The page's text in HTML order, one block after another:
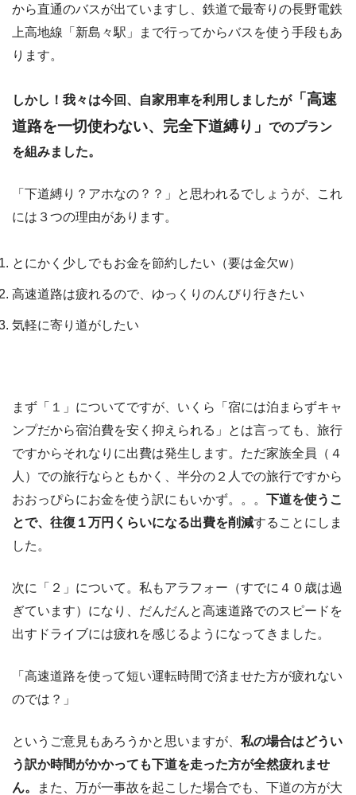
から直通のバスが出ていますし、鉄道で最寄りの長野電鉄
上高地線「新島々駅」まで行ってからバスを使う手段もあ
ります。
しかし！我々は今回、自家用車を利用しましたが「高速
道路を一切使わない、完全下道縛り」 でのプラン
を組みました。
「下道縛り？アホなの？？」と思われるでしょうが、これ
には３つの理由があります。
とにかく少しでもお金を節約したい（要は金欠w）
高速道路は疲れるので、ゆっくりのんびり行きたい
気軽に寄り道がしたい
まず「１」についてですが、いくら「宿には泊まらずキャ
ンプだから宿泊費を安く抑えられる」とは言っても、旅行
ですからそれなりに出費は発生します。ただ家族全員（４
人）での旅行ならともかく、半分の２人での旅行ですから
おおっぴらにお金を使う訳にもいかず。。。 下道を使うこ
とで、往復１万円くらいになる出費を削減することにしま
した。
次に「２」について。私もアラフォー（すでに４０歳は過
ぎています）になり、だんだんと高速道路でのスピードを
出すドライブには疲れを感じるようになってきました。
「高速道路を使って短い運転時間で済ませた方が疲れない
のでは？」
というご意見もあろうかと思いますが、 私の場合はどうい
う訳か時間がかかっても下道を走った方が全然疲れませ
ん。
また、万が一事故を起こした場合でも、下道の方が大